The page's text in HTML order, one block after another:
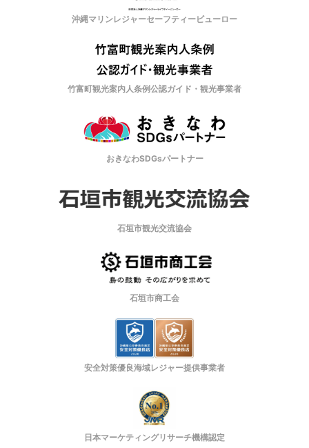
沖縄マリンレジャーセーフティービューロー
竹富町観光案内人条例公認ガイド・観光事業者
おきなわSDGsパートナー
石垣市観光交流協会
石垣市商工会
安全対策優良海域レジャー提供事業者
日本マーケティングリサーチ機構認定